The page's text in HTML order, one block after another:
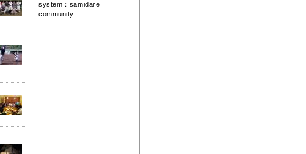
system： samidare
community